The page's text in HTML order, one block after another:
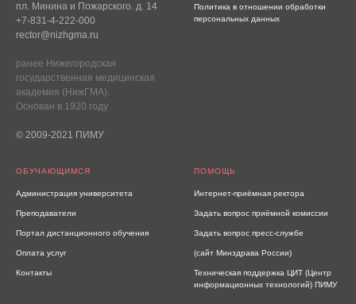
пл. Минина и Пожарского. д. 14
+7-831-4-222-000
rector@nizhgma.ru
ранее Нижегородская
государственная медицинская
академия (НижГМА).
Основан в 1920 году
© 2009-2021 ПИМУ
Политика в отношении обработки
персональных данных
ОБУЧАЮЩИМСЯ
Администрация университета
Преподаватели
Портал дистанционного обучения
Оплата услуг
Контакты
ПОМОЩЬ
Интернет-приёмная ректора
Задать вопрос приёмной комиссии
Задать вопрос пресс-службе
(сайт Минздрава России)
Техническая поддержка ЦИТ (Центр
информационных технологий) ПИМУ